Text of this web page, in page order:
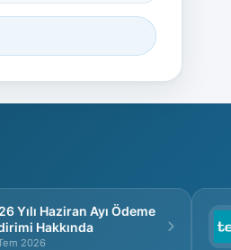
Haziran Ayı Ödeme
Hakkında
2026